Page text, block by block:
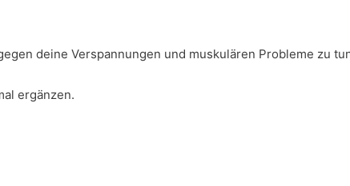
deine Verspannungen und muskulären Probleme zu
ergänzen.